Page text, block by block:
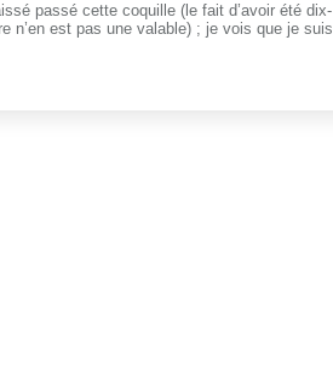
passé cette coquille (le fait d’avoir été dix-
n’en est pas une valable) ; je vois que je suis